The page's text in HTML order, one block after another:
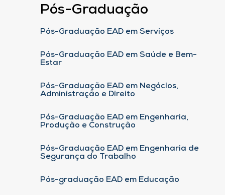
Pós-Graduação
Pós-Graduação EAD em Serviços
Pós-Graduação EAD em Saúde e Bem-
Estar
Pós-Graduação EAD em Negócios,
Administração e Direito
Pós-Graduação EAD em Engenharia,
Produção e Construção
Pós-Graduação EAD em Engenharia de
Segurança do Trabalho
Pós-graduação EAD em Educação